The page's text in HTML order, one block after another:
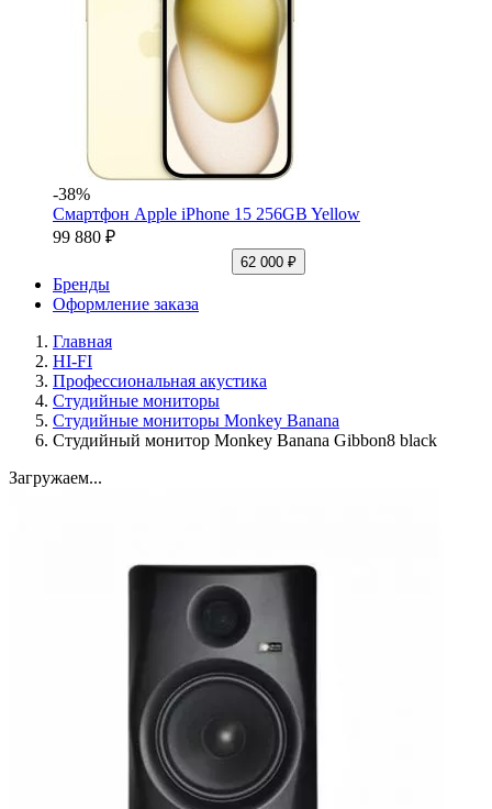
-38%
Смартфон Apple iPhone 15 256GB Yellow
99 880 ₽
62 000 ₽
Бренды
Оформление заказа
Главная
HI-FI
Профессиональная акустика
Студийные мониторы
Студийные мониторы Monkey Banana
Студийный монитор Monkey Banana Gibbon8 black
Загружаем...